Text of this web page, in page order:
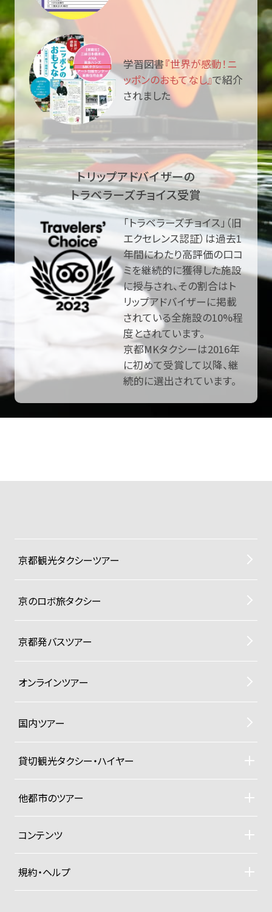
学習図書『世界が感動！ニ
ッポンのおもてなし』で紹介
されました
トリップアドバイザーの
トラベラーズチョイス受賞
「トラベラーズチョイス」（旧
エクセレンス認証）は過去1
年間にわたり高評価の口コ
ミを継続的に獲得した施設
に授与され、その割合はト
リップアドバイザーに掲載
されている全施設の10%程
度とされています。
京都MKタクシーは2016年
に初めて受賞して以降、継
続的に選出されています。
京都観光タクシーツアー
京のロボ旅タクシー
京都発バスツアー
オンラインツアー
国内ツアー
貸切観光タクシー・ハイヤー
貸切観光タクシー・ハイヤーTOP
車両ラインナップと料金
他都市のツアー
札幌観光タクシーツアー
東京観光タクシーツアー
コンテンツ
ドライバー紹介
四季折々の京都紀行
規約・ヘルプ
募集型企画旅行約款